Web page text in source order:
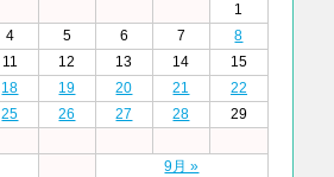
1
4 5 6 7
8
11 12 13 14
15
18 19 20 21
22
25 26 27 28
29
9月 »